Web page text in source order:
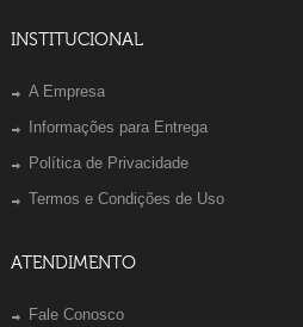
INSTITUCIONAL
A Empresa
Informações para Entrega
Política de Privacidade
Termos e Condições de Uso
ATENDIMENTO
Fale Conosco